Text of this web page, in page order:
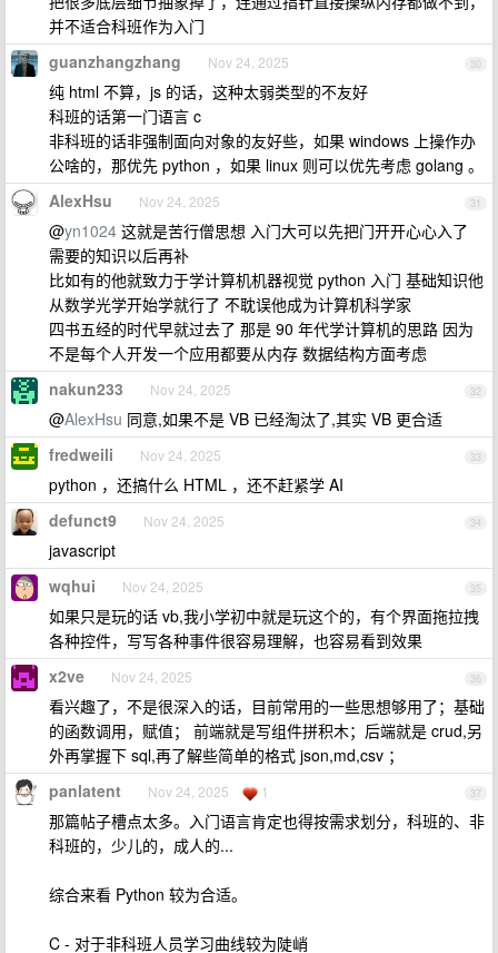
并不适合科班作为入门
30
guanzhangzhang Nov 24, 2025
纯 html 不算，js 的话，这种太弱类型的不友好
科班的话第一门语言 c
非科班的话非强制面向对象的友好些，如果 windows 上操作办
公啥的，那优先 python ，如果 linux 则可以优先考虑 golang 。
31
AlexHsu Nov 24, 2025
@yn1024 这就是苦行僧思想 入门大可以先把门开开心心入了
需要的知识以后再补
比如有的他就致力于学计算机机器视觉 python 入门 基础知识他
从数学光学开始学就行了 不耽误他成为计算机科学家
四书五经的时代早就过去了 那是 90 年代学计算机的思路 因为
不是每个人开发一个应用都要从内存 数据结构方面考虑
32
nakun233 Nov 24, 2025
@AlexHsu 同意,如果不是 VB 已经淘汰了,其实 VB 更合适
33
fredweili Nov 24, 2025
python ，还搞什么 HTML ，还不赶紧学 AI
34
defunct9 Nov 24, 2025
javascript
35
wqhui Nov 24, 2025
如果只是玩的话 vb,我小学初中就是玩这个的，有个界面拖拉拽
各种控件，写写各种事件很容易理解，也容易看到效果
36
x2ve Nov 24, 2025
看兴趣了，不是很深入的话，目前常用的一些思想够用了；基础
的函数调用，赋值； 前端就是写组件拼积木；后端就是 crud,另
外再掌握下 sql,再了解些简单的格式 json,md,csv ；
37
panlatent Nov 24, 2025 1
那篇帖子槽点太多。入门语言肯定也得按需求划分，科班的、非
科班的，少儿的，成人的...
综合来看 Python 较为合适。
C - 对于非科班人员学习曲线较为陡峭